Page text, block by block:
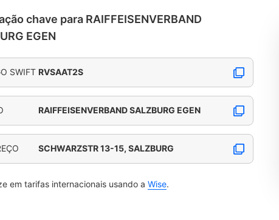
chave para RAIFFEISENVERBAND
EGEN
SWIFT RVSAAT2S
RAIFFEISENVERBAND SALZBURG EGEN
SCHWARZSTR 13-15, SALZBURG
em tarifas internacionais usando a Wise.